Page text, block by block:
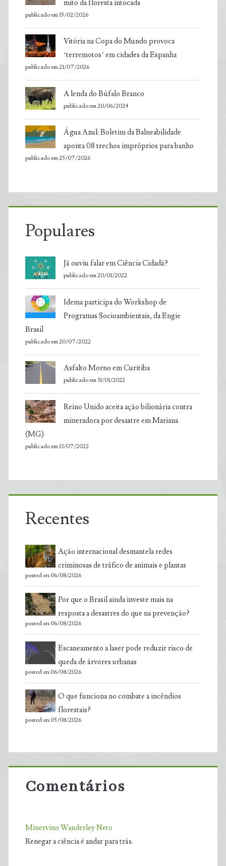
mito da floresta intocada
publicado em 15/02/2026
Vitória na Copa do Mundo provoca
‘terremotos’ em cidades da Espanha
publicado em 21/07/2026
A lenda do Búfalo Branco
publicado em 20/06/2024
Água Azul: Boletim da Balneabilidade
aponta 08 trechos impróprios para banho
publicado em 25/07/2026
Populares
Já ouviu falar em Ciência Cidadã?
publicado em 20/01/2022
Idema participa do Workshop de
Programas Socioambientais, da Engie
Brasil
publicado em 20/07/2022
Asfalto Morno em Curitiba
publicado em 31/01/2022
Reino Unido aceita ação bilionária contra
mineradora por desastre em Mariana
(MG)
publicado em 13/07/2022
Recentes
Ação internacional desmantela redes
criminosas de tráfico de animais e plantas
posted on 06/08/2026
Por que o Brasil ainda investe mais na
resposta a desastres do que na prevenção?
posted on 06/08/2026
Escaneamento a laser pode reduzir risco de
queda de árvores urbanas
posted on 06/08/2026
O que funciona no combate a incêndios
florestais?
posted on 05/08/2026
Comentários
Minervino Wanderley Neto
Renegar a ciência é andar para trás.